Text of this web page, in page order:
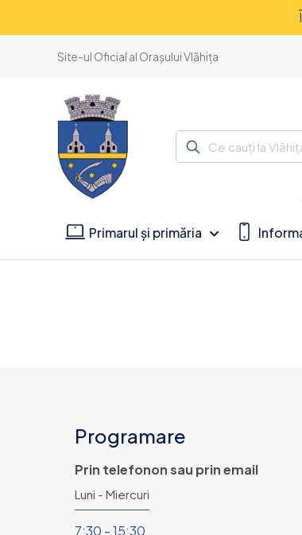
Site-ul Oficial al Orașului Vlăhița
Ce
cauți
Primarul și primăria
Programare
Prin telefonon sau prin email
Luni - Miercuri
7:30 - 15:30